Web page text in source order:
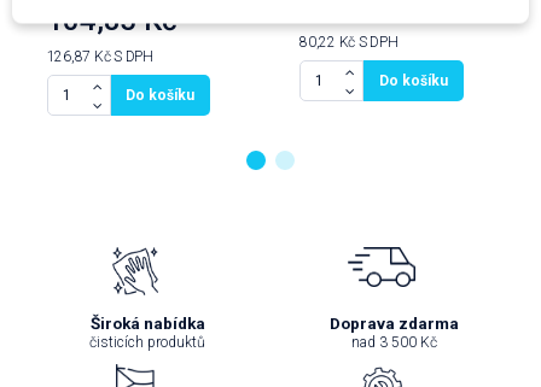
104,85 Kč
126,87 KčS DPH
Do košíku
80,22 Kč S DPH
Do košíku
Široká nabídka
čisticích produktů
Doprava zdarma
nad 3 500 Kč